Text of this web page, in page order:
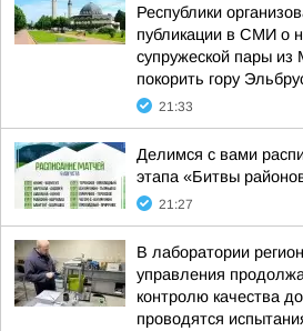
Республики
публикации в СМИ о
супружеской пары из
покорить гору
21:33
Делимся с вами
этапа «Битвы
21:27
В лаборатории
управления
контролю качества
проводятся